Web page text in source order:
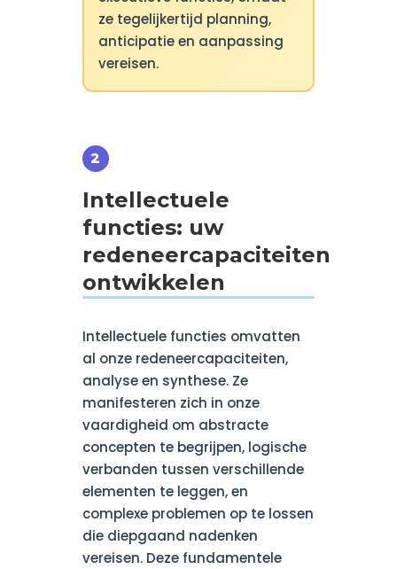
ze tegelijkertijd planning,
anticipatie en aanpassing
vereisen.
Intellectuele
functies: uw
redeneercapaciteiten
ontwikkelen
Intellectuele functies omvatten
al onze redeneercapaciteiten,
analyse en synthese. Ze
manifesteren zich in onze
vaardigheid om abstracte
concepten te begrijpen, logische
verbanden tussen verschillende
elementen te leggen, en
complexe problemen op te lossen
die diepgaand nadenken
vereisen. Deze fundamentele